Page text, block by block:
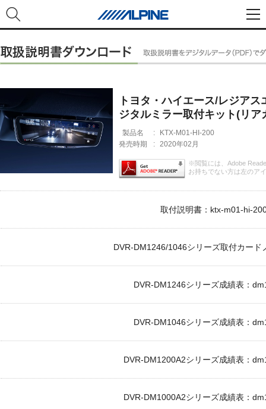
トヨタ・ハイエース/レジア
ジタルミラー取付キット(リア
製品名 :
KTX-M01-HI-200
発売時期
: 2020年02月
※閲覧には、Adobe
お持ちでない方は左のア
取付説明書：ktx-m01-hi-
DVR-DM1246/1046シリーズ取付カード
DVR-DM1246シリーズ成績表：
DVR-DM1046シリーズ成績表：
DVR-DM1200A2シリーズ成績表：
DVR-DM1000A2シリーズ成績表：